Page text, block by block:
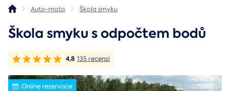
Auto-moto Škola smyku
Škola smyku s odpočtem bodů
4,8 135 recenzí
Online rezervace